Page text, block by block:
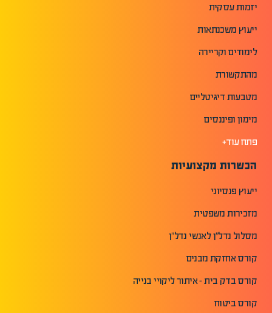
יזמות עסקית
ייעוץ משכנתאות
לימודים וקריירה
מהתקשורת
מטבעות דיגיטליים
מימון ופיננסים
פתח עוד+
הכשרות מקצועיות
ייעוץ פנסיוני
מזכירות משפטית
מסלול נדל"ן לאנשי נדל"ן
קורס אחזקת מבנים
קורס בדק בית - איתור ליקויי בנייה
קורס ביטוח